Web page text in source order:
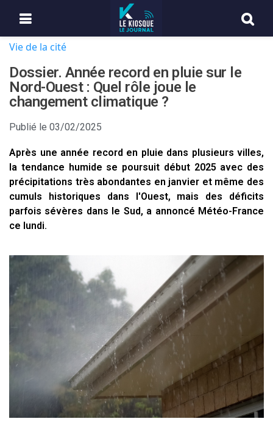
Vie de la cité
Dossier. Année record en pluie sur le
Nord-Ouest : Quel rôle joue le
changement climatique ?
Publié le 03/02/2025
Après une année record en pluie dans plusieurs villes,
la tendance humide se poursuit début 2025 avec des
précipitations très abondantes en janvier et même des
cumuls historiques dans l'Ouest, mais des déficits
parfois sévères dans le Sud, a annoncé Météo-France
ce lundi.